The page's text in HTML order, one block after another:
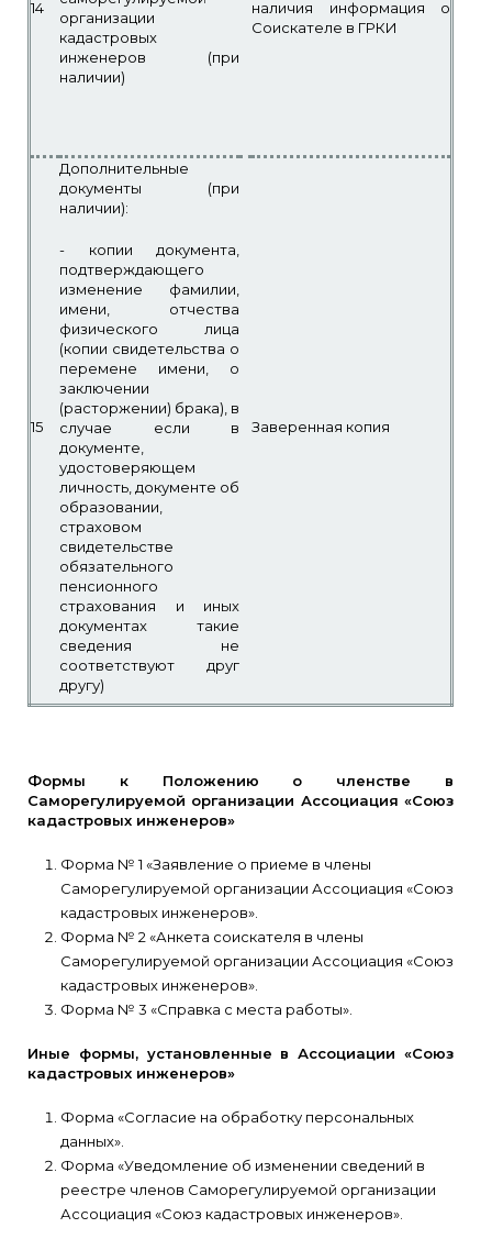
14
организации
кадастровых
инженеров (при
наличии)
наличия информация о
Соискателе в ГРКИ
15
Дополнительные
документы (при
наличии):
- копии документа,
подтверждающего
изменение фамилии,
имени, отчества
физического лица
(копии свидетельства о
перемене имени, о
заключении
(расторжении) брака), в
случае если в
документе,
удостоверяющем
личность, документе об
образовании,
страховом
свидетельстве
обязательного
пенсионного
страхования и иных
документах такие
сведения не
соответствуют друг
другу)
Заверенная копия
Формы к Положению о членстве в
Саморегулируемой организации Ассоциация «Союз
кадастровых инженеров»
Форма № 1 «Заявление о приеме в члены
Саморегулируемой организации Ассоциация «Союз
кадастровых инженеров».
Форма № 2 «Анкета соискателя в члены
Саморегулируемой организации Ассоциация «Союз
кадастровых инженеров».
Форма № 3 «Справка с места работы».
Иные формы, установленные в Ассоциации «Союз
кадастровых инженеров»
Форма «Согласие на обработку персональных
данных».
Форма «Уведомление об изменении сведений в
реестре членов Саморегулируемой организации
Ассоциация «Союз кадастровых инженеров».